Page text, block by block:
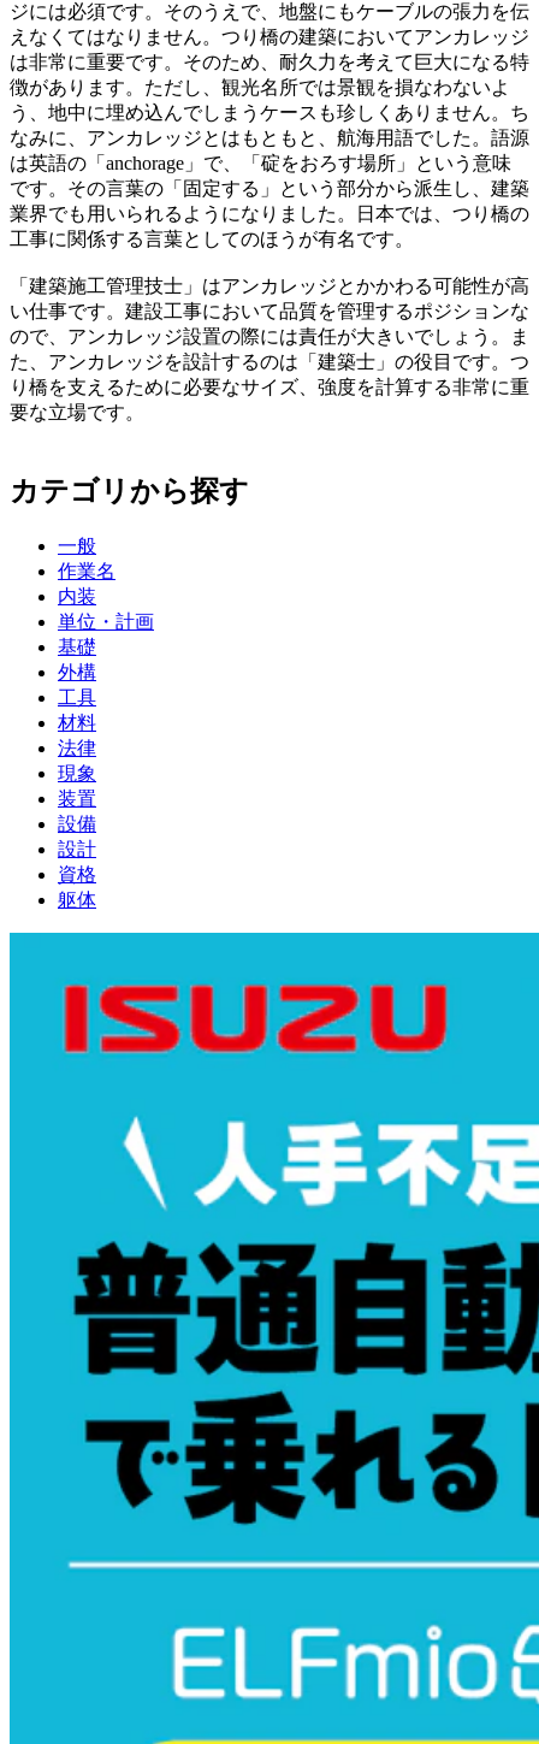
ジには必須です。そのうえで、地盤にもケーブルの張力を伝
えなくてはなりません。つり橋の建築においてアンカレッジ
は非常に重要です。そのため、耐久力を考えて巨大になる特
徴があります。ただし、観光名所では景観を損なわないよ
う、地中に埋め込んでしまうケースも珍しくありません。ち
なみに、アンカレッジとはもともと、航海用語でした。語源
は英語の「anchorage」で、「碇をおろす場所」という意味
です。その言葉の「固定する」という部分から派生し、建築
業界でも用いられるようになりました。日本では、つり橋の
工事に関係する言葉としてのほうが有名です。
「建築施工管理技士」はアンカレッジとかかわる可能性が高
い仕事です。建設工事において品質を管理するポジションな
ので、アンカレッジ設置の際には責任が大きいでしょう。ま
た、アンカレッジを設計するのは「建築士」の役目です。つ
り橋を支えるために必要なサイズ、強度を計算する非常に重
要な立場です。
カテゴリから探す
一般
作業名
内装
単位・計画
基礎
外構
工具
材料
法律
現象
装置
設備
設計
資格
躯体